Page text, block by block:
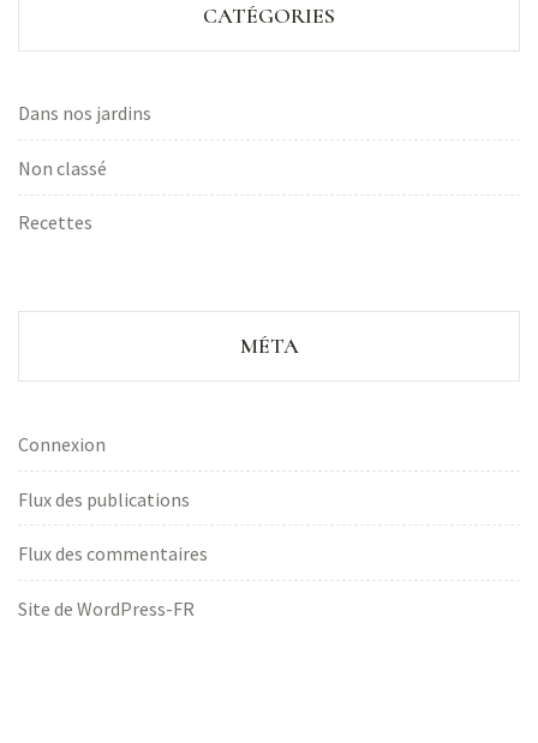
CATÉGORIES
Dans nos jardins
Non classé
Recettes
MÉTA
Connexion
Flux des publications
Flux des commentaires
Site de WordPress-FR